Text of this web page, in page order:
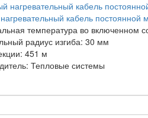
кабель постоянной
температура во включенном
радиус изгиба: 30 мм
451 м
Тепловые системы